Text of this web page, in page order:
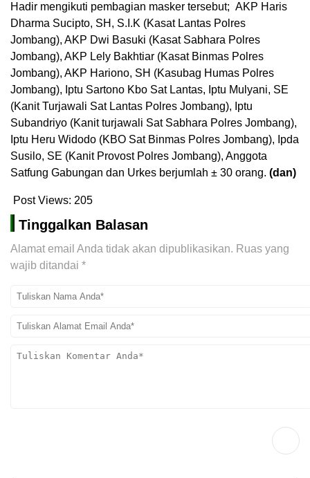
Hadir mengikuti pembagian masker tersebut; AKP Haris
Dharma Sucipto, SH, S.I.K (Kasat Lantas Polres
Jombang), AKP Dwi Basuki (Kasat Sabhara Polres
Jombang), AKP Lely Bakhtiar (Kasat Binmas Polres
Jombang), AKP Hariono, SH (Kasubag Humas Polres
Jombang), Iptu Sartono Kbo Sat Lantas, Iptu Mulyani, SE
(Kanit Turjawali Sat Lantas Polres Jombang), Iptu
Subandriyo (Kanit turjawali Sat Sabhara Polres Jombang),
Iptu Heru Widodo (KBO Sat Binmas Polres Jombang), Ipda
Susilo, SE (Kanit Provost Polres Jombang), Anggota
Satfung Gabungan dan Urkes berjumlah ± 30 orang. (dan)
Post Views: 205
Tinggalkan Balasan
Alamat email Anda tidak akan dipublikasikan. Ruas yang
wajib ditandai *